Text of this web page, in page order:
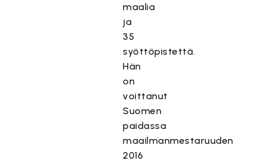
maalia
ja
35
syöttöpistettä.
Hän
on
voittanut
Suomen
paidassa
maailmanmestaruuden
2016